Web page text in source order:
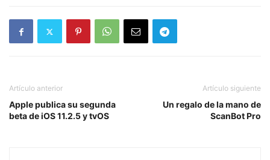
Artículo anterior
Apple publica su segunda
beta de iOS 11.2.5 y tvOS
Artículo siguiente
Un regalo de la mano de
ScanBot Pro